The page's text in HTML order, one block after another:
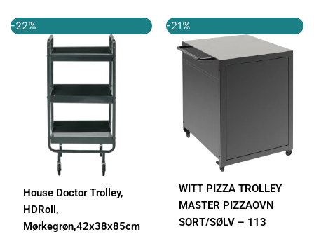
-22%
House Doctor Trolley,
HDRoll,
Mørkegrøn,42x38x85cm
oprindelige
pris
var:
aktuelle
pris
er:
-21%
WITT PIZZA TROLLEY
MASTER PIZZAOVN
SORT/SØLV – 113
oprindelige
var:
aktuelle
pris
er: